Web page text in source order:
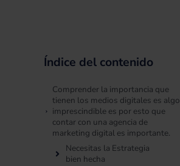
Índice del contenido
Comprender la importancia que
tienen los medios digitales es algo
imprescindible es por esto que
contar con una agencia de
marketing digital es importante.
Necesitas la Estrategia
bien hecha